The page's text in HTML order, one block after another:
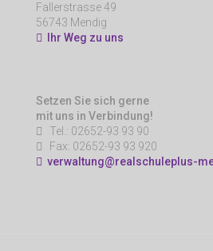
Fallerstrasse 49
56743 Mendig
Ihr Weg zu uns
Setzen Sie sich gerne
mit uns in Verbindung!
Tel.: 02652-93 93 90
Fax: 02652-93 93 920
verwaltung@realschuleplus-